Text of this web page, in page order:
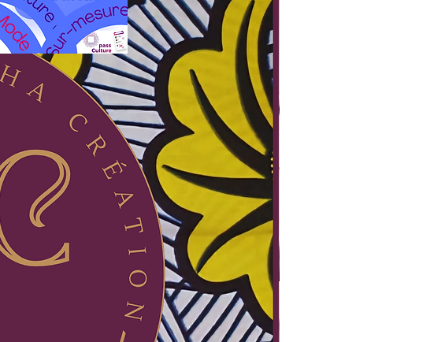
Click sur l'icône ci-dessus
Inscris-toi en ligne et réserve ton atelier de couture